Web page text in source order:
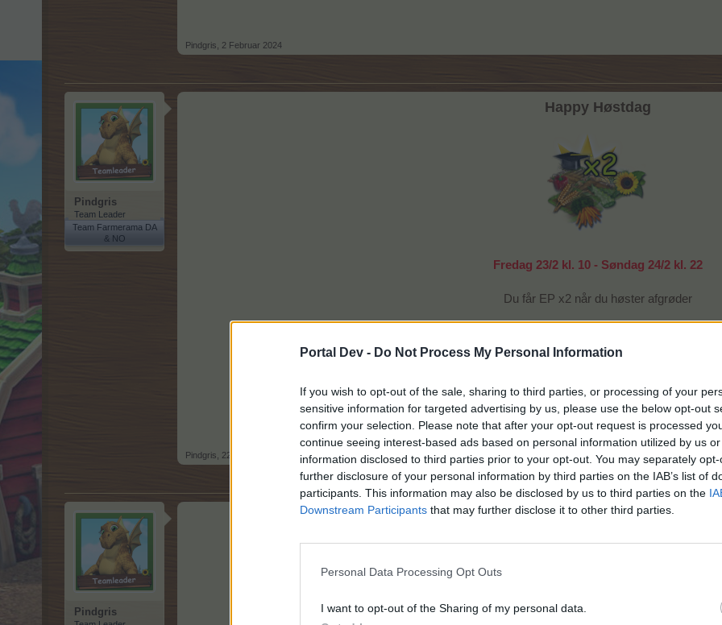
Portal Dev - Do Not Process My Personal Information
If you wish to opt-out of the sale, sharing to third parties, or processing of your
sensitive information for targeted advertising by us, please use the below opt-out
confirm your selection. Please note that after your opt-out request is processed
continue seeing interest-based ads based on personal information utilized by us
information disclosed to third parties prior to your opt-out. You may separately
further disclosure of your personal information by third parties on the IAB’s list of
participants. This information may also be disclosed by us to third parties on the
Downstream Participants that may further disclose it to other third parties.
Personal Data Processing Opt Outs
I want to opt-out of the Sharing of my personal data.
Pindgris 2 Februar 2024
Pindgris
Team Leader
Team Farmerama DA
& NO
Happy Høstdag
Fredag 23/2 kl. 10 - Søndag 24/2 kl. 22
Du får EP x2 når du høster afgrøder
Farmerama teamet
Pindgris 22 Februar 2024
Pindgris
Happy Høstdag